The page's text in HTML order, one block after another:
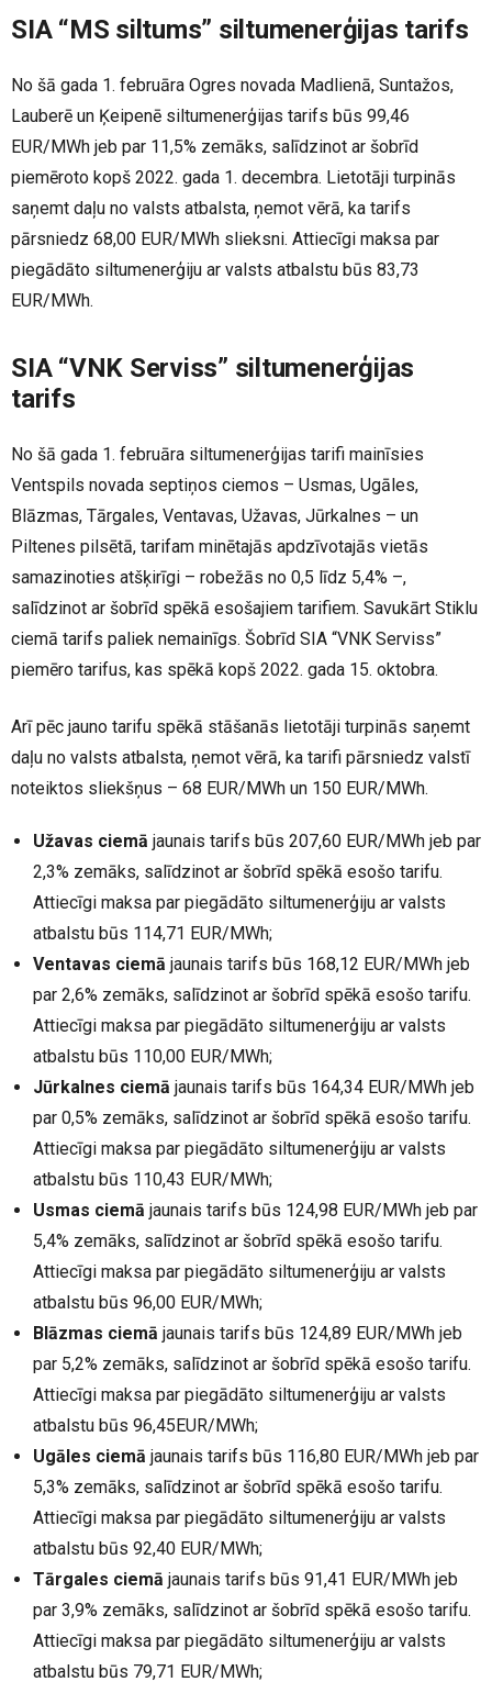
SIA “MS siltums” siltumenerģijas tarifs
No šā gada 1. februāra Ogres novada Madlienā, Suntažos,
Lauberē un Ķeipenē siltumenerģijas tarifs būs 99,46
EUR/MWh jeb par 11,5% zemāks, salīdzinot ar šobrīd
piemēroto kopš 2022. gada 1. decembra. Lietotāji turpinās
saņemt daļu no valsts atbalsta, ņemot vērā, ka tarifs
pārsniedz 68,00 EUR/MWh slieksni. Attiecīgi maksa par
piegādāto siltumenerģiju ar valsts atbalstu būs 83,73
EUR/MWh.
SIA “VNK Serviss” siltumenerģijas
tarifs
No šā gada 1. februāra siltumenerģijas tarifi mainīsies
Ventspils novada septiņos ciemos – Usmas, Ugāles,
Blāzmas, Tārgales, Ventavas, Užavas, Jūrkalnes – un
Piltenes pilsētā, tarifam minētajās apdzīvotajās vietās
samazinoties atšķirīgi – robežās no 0,5 līdz 5,4% –,
salīdzinot ar šobrīd spēkā esošajiem tarifiem. Savukārt Stiklu
ciemā tarifs paliek nemainīgs. Šobrīd SIA “VNK Serviss”
piemēro tarifus, kas spēkā kopš 2022. gada 15. oktobra.
Arī pēc jauno tarifu spēkā stāšanās lietotāji turpinās saņemt
daļu no valsts atbalsta, ņemot vērā, ka tarifi pārsniedz valstī
noteiktos sliekšņus – 68 EUR/MWh un 150 EUR/MWh.
Užavas ciemā jaunais tarifs būs 207,60 EUR/MWh jeb par
2,3% zemāks, salīdzinot ar šobrīd spēkā esošo tarifu.
Attiecīgi maksa par piegādāto siltumenerģiju ar valsts
atbalstu būs 114,71 EUR/MWh;
Ventavas ciemā jaunais tarifs būs 168,12 EUR/MWh jeb
par 2,6% zemāks, salīdzinot ar šobrīd spēkā esošo tarifu.
Attiecīgi maksa par piegādāto siltumenerģiju ar valsts
atbalstu būs 110,00 EUR/MWh;
Jūrkalnes ciemā jaunais tarifs būs 164,34 EUR/MWh jeb
par 0,5% zemāks, salīdzinot ar šobrīd spēkā esošo tarifu.
Attiecīgi maksa par piegādāto siltumenerģiju ar valsts
atbalstu būs 110,43 EUR/MWh;
Usmas ciemā jaunais tarifs būs 124,98 EUR/MWh jeb par
5,4% zemāks, salīdzinot ar šobrīd spēkā esošo tarifu.
Attiecīgi maksa par piegādāto siltumenerģiju ar valsts
atbalstu būs 96,00 EUR/MWh;
Blāzmas ciemā jaunais tarifs būs 124,89 EUR/MWh jeb
par 5,2% zemāks, salīdzinot ar šobrīd spēkā esošo tarifu.
Attiecīgi maksa par piegādāto siltumenerģiju ar valsts
atbalstu būs 96,45EUR/MWh;
Ugāles ciemā jaunais tarifs būs 116,80 EUR/MWh jeb par
5,3% zemāks, salīdzinot ar šobrīd spēkā esošo tarifu.
Attiecīgi maksa par piegādāto siltumenerģiju ar valsts
atbalstu būs 92,40 EUR/MWh;
Tārgales ciemā jaunais tarifs būs 91,41 EUR/MWh jeb
par 3,9% zemāks, salīdzinot ar šobrīd spēkā esošo tarifu.
Attiecīgi maksa par piegādāto siltumenerģiju ar valsts
atbalstu būs 79,71 EUR/MWh;